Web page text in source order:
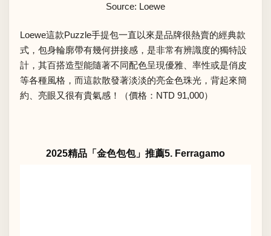
Source: Loewe
Loewe這款Puzzle手提包一直以來是品牌很熱賣的經典款
式，包身輪廓帶有幾何拼接感，是非常有辨識度的獨特設
計，其百搭造型能隨著不同配色呈現優雅、率性或是俏皮
等各種風格，而這款散發著淡淡的亮金色珠光，背起來簡
約、亮眼又很有貴氣感！（價格：NTD 91,000）
2025精品「金色包包」推薦5. Ferragamo